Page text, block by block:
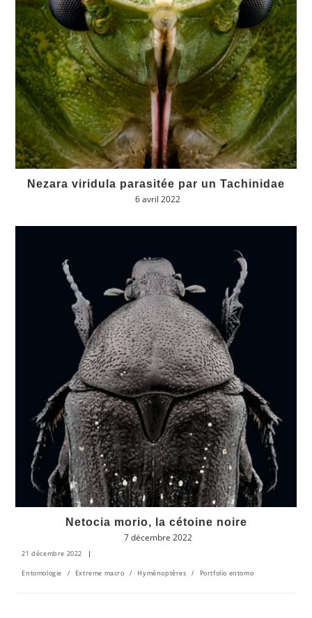
Nezara viridula parasitée par un Tachinidae
6 avril 2022
Netocia morio, la cétoine noire
7 décembre 2022
21 décembre 2022
Entomologie / Extreme macro / Hyménoptères / Portfolio entomo